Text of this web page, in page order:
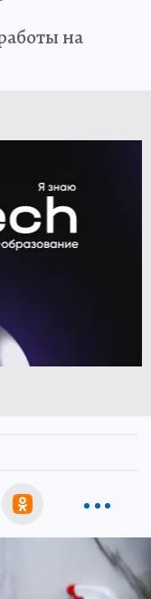
на